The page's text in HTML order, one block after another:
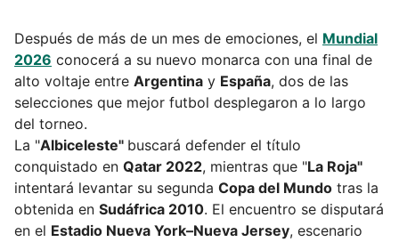
Después de más de un mes de emociones, el Mundial
2026 conocerá a su nuevo monarca con una final de
alto voltaje entre Argentina y España, dos de las
selecciones que mejor futbol desplegaron a lo largo
del torneo.
La "Albiceleste" buscará defender el título
conquistado en Qatar 2022, mientras que "La Roja"
intentará levantar su segunda Copa del Mundo tras la
obtenida en Sudáfrica 2010. El encuentro se disputará
en el Estadio Nueva York–Nueva Jersey, escenario